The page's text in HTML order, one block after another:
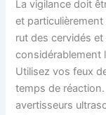
La vigilance doit
et
rut des cervidés
considérablement
Utilisez vos feux
temps de
avertisseurs